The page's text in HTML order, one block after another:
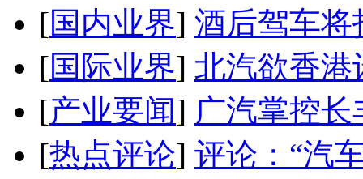
[国内业界] 酒后驾车将
[国际业界] 北汽欲香港
[产业要闻] 广汽掌控
[热点评论] 评论：“汽